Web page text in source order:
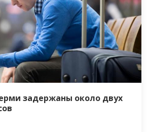
задержаны около двух